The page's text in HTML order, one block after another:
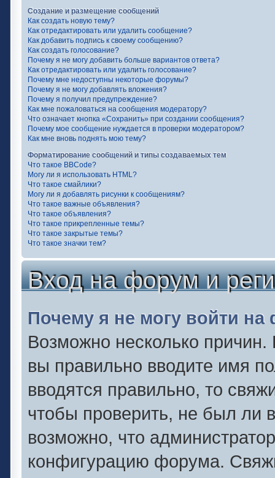
Создание и размещение сообщений
Как создать новую тему?
Как отредактировать или удалить сообщение?
Как добавить подпись к своему сообщению?
Как создать голосование?
Почему я не могу добавить больше вариантов ответа?
Как отредактировать или удалить голосование?
Почему мне недоступны некоторые форумы?
Почему я не могу добавлять вложения?
Почему я получил предупреждение?
Как мне пожаловаться на сообщения модератору?
Что означает кнопка «Сохранить» при создании сообщения?
Почему мое сообщение нуждается в проверки модератором?
Как мне вновь поднять мою тему?
Форматирование сообщений и типы создаваемых тем
Что такое BBCode?
Могу ли я использовать HTML?
Что такое смайлики?
Могу ли я добавлять рисунки к сообщениям?
Что такое важные объявления?
Что такое объявления?
Что такое прикрепленные темы?
Что такое закрытые темы?
Что такое значки тем?
Вход на форум и
Почему я не могу войти
Возможно несколько
вы правильно вводите имя
вводятся правильно, то
чтобы проверить, не был ли
возможно, что
конфигурацию форума.